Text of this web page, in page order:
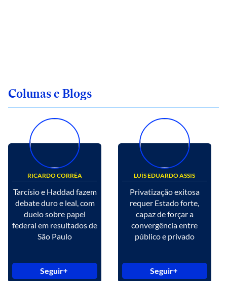
Colunas e Blogs
RICARDO CORRÊA
Tarcísio e Haddad fazem
debate duro e leal, com
duelo sobre papel
federal em resultados de
São Paulo
Seguir
LUÍS EDUARDO ASSIS
Privatização exitosa
requer Estado forte,
capaz de forçar a
convergência entre
público e privado
Seguir